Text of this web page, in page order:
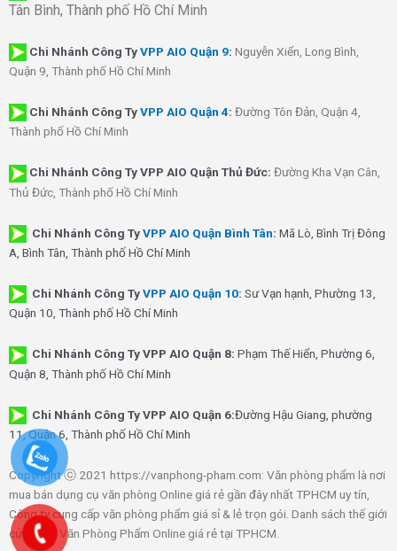
Tân Bình, Thành phố Hồ Chí Minh
Chi Nhánh Công TyVPP AIO Quận 9: Nguyễn Xiển, Long Bình,
Quận 9, Thành phố Hồ Chí Minh
Chi Nhánh Công TyVPP AIO Quận 4: Đường Tôn Đản, Quận 4,
Thành phố Hồ Chí Minh
Chi Nhánh Công Ty VPP AIO Quận Thủ Đức: Đường Kha Vạn Cân,
Thủ Đức, Thành phố Hồ Chí Minh
Chi Nhánh Công TyVPP AIO Quận Bình Tân: Mã Lò, Bình Trị Đông
A, Bình Tân, Thành phố Hồ Chí Minh
Chi Nhánh Công TyVPP AIO Quận 10: Sư Vạn hạnh, Phường 13,
Quận 10, Thành phố Hồ Chí Minh
Chi Nhánh Công Ty VPP AIO Quận 8: Phạm Thế Hiển, Phường 6,
Quận 8, Thành phố Hồ Chí Minh
Chi Nhánh Công Ty VPP AIO Quận 6:Đường Hậu Giang, phường
11, Quận 6, Thành phố Hồ Chí Minh
Copyright ⓒ 2021 https://vanphong-pham.com: Văn phòng phẩm là nơi
mua bán dụng cụ văn phòng Online giá rẻ gần đây nhất TPHCM uy tín,
Công ty cung cấp văn phòng phẩm giá sỉ & lẻ trọn gói. Danh sách thế giới
cửa hàng Văn Phòng Phẩm Online giá rẻ tại TPHCM.